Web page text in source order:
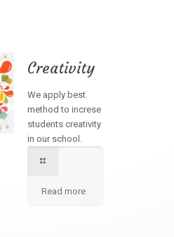
Creativity
We apply best
method to increse
students creativity
in our school.
Read more